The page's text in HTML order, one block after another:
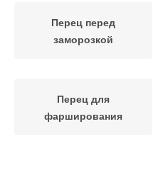
Перец перед
заморозкой
Перец для
фарширования